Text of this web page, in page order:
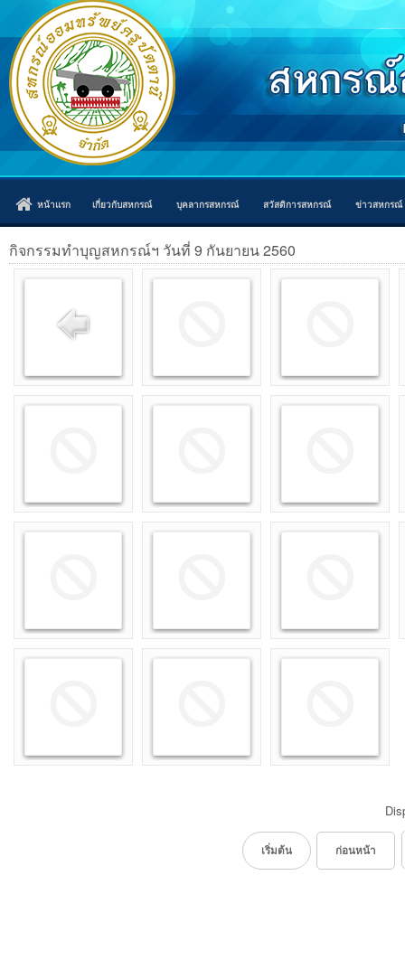
หน้าแรก เกี่ยวกับสหกรณ์ บุคลากรสหกรณ์ สวัสดิการสหกรณ์ ข่าวสหกรณ์
กิจกรรมทำบุญสหกรณ์ฯ วันที่ 9 กันยายน 2560
เริ่มต้น ก่อนหน้า